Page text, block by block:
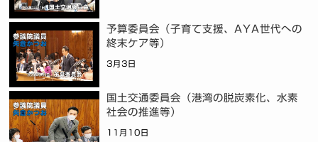
予算委員会（子育て支援、AYA世代への
終末ケア等）
3月3日
国土交通委員会（港湾の脱炭素化、水素
社会の推進等）
11月10日